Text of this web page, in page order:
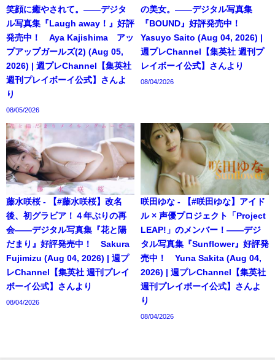
笑顔に癒やされて。――デジタ
ル写真集『Laugh away！』好評
発売中！ Aya Kajishima アッ
プアップガールズ(2) (Aug 05,
2026) | 週プレChannel【集英社
週刊プレイボーイ公式】さんよ
り
08/05/2026
の美女。――デジタル写真集
『BOUND』好評発売中！
Yasuyo Saito (Aug 04, 2026) |
週プレChannel【集英社 週刊プ
レイボーイ公式】さんより
08/04/2026
藤水咲桜 - 【#藤水咲桜】改名
後、初グラビア！４年ぶりの再
会――デジタル写真集『花と陽
だまり』好評発売中！ Sakura
Fujimizu (Aug 04, 2026) | 週プ
レChannel【集英社 週刊プレイ
ボーイ公式】さんより
08/04/2026
咲田ゆな - 【#咲田ゆな】アイド
ル × 声優プロジェクト「Project
LEAP!」のメンバー！――デジ
タル写真集『Sunflower』好評発
売中！ Yuna Sakita (Aug 04,
2026) | 週プレChannel【集英社
週刊プレイボーイ公式】さんよ
り
08/04/2026